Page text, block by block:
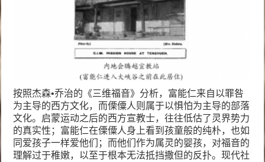
按照杰森•乔治的《三维福音》分析，富能仁来自以罪咎
为主导的西方文化，而傈僳人则属于以惧怕为主导的部落
文化。启蒙运动之后的西方宣教士，往往低估了灵界势力
的真实性；富能仁在傈僳人身上看到孩童般的纯朴，也如
同爱孩子一样爱他们；而他们作为属灵的婴孩，对福音的
理解过于稚嫩，以至于根本无法抵挡撒但的反扑。现代社